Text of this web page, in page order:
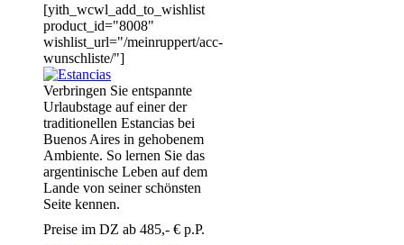
[yith_wcwl_add_to_wishlist
product_id="8008"
wishlist_url="/meinruppert/acc-
wunschliste/"]
Verbringen Sie entspannte
Urlaubstage auf einer der
traditionellen Estancias bei
Buenos Aires in gehobenem
Ambiente. So lernen Sie das
argentinische Leben auf dem
Lande von seiner schönsten
Seite kennen.
Preise im DZ ab 485,- € p.P.